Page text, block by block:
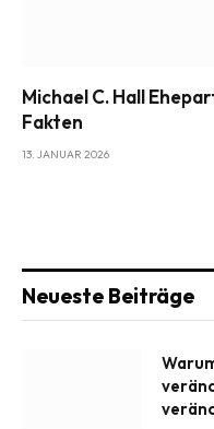
Michael C. Hall
Fakten
13. JANUAR 2026
Neueste Beiträge